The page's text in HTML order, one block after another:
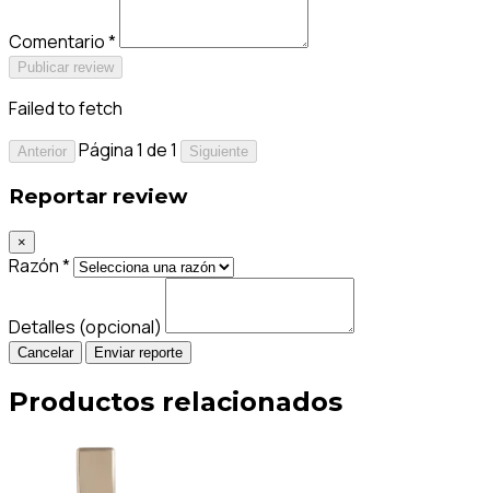
Comentario *
Publicar review
Failed to fetch
Anterior Página 1 de 1 Siguiente
Reportar review
×
Razón *
Detalles (opcional)
Cancelar Enviar reporte
Productos relacionados